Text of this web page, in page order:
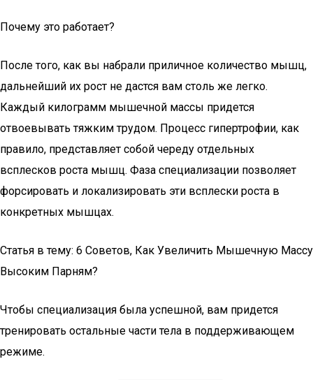
Почему это работает?
После того, как вы набрали приличное количество мышц,
дальнейший их рост не дастся вам столь же легко.
Каждый килограмм мышечной массы придется
отвоевывать тяжким трудом. Процесс гипертрофии, как
правило, представляет собой череду отдельных
всплесков роста мышц. Фаза специализации позволяет
форсировать и локализировать эти всплески роста в
конкретных мышцах.
Статья в тему: 6 Советов, Как Увеличить Мышечную Массу
Высоким Парням?
Чтобы специализация была успешной, вам придется
тренировать остальные части тела в поддерживающем
режиме.